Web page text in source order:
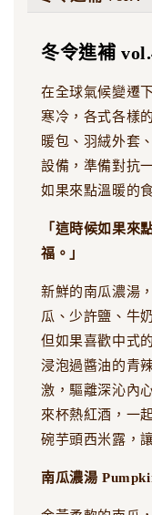
冬令進補
在全球氣候變遷
寒冷，各式各樣
暖包、羽絨外套
設備，準備對抗
如果來點溫暖的
「這時候如果來
福。」
新鮮的南瓜濃湯
瓜、少許鹽、牛
但如果喜歡中式
浸泡過醬油的青
激，驅離深沁內
來杯熱紅酒，一
碗芋頭西米露，
南瓜濃湯